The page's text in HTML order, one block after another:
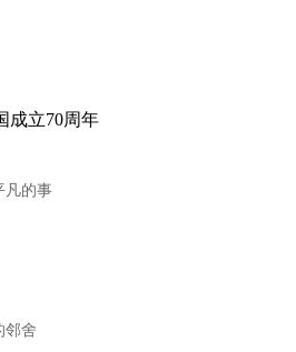
成立70周年
凡的事
邻舍